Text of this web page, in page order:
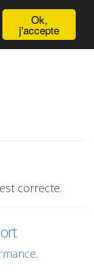
Ok,
j'accepte
correcte.
.